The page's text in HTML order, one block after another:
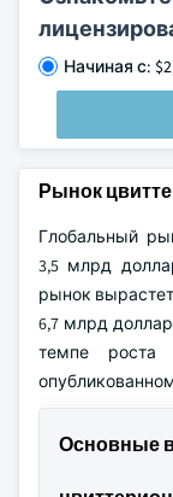
Начиная с:
Рынок
Глобальный
3,5 млрд
рынок
6,7 млрд
темпе роста
Основные